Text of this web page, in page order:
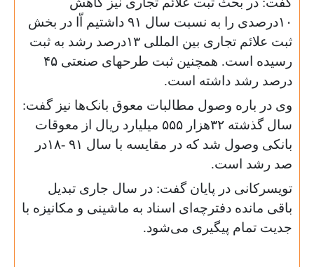
۱۰درصدی را به نسبت سال ۹۱ داشتیم اّا در بخش
ثبت علائم تجاری بین المللی ۱۳درصد رشد به ثبت
رسیده است. همچنین ثبت طرحهای صنعتی ۴۵
درصد رشد داشته است.
وی در باره وصول مطالبات معوق بانک‌ها نیز گفت:
سال گذشته ۳۲هزار ۵۵۵ میلیارد ریال از معوقات
بانکی وصول شد که در مقایسه با سال ۹۱ -۱۸در
صد رشد است.
تویسرکانی در پایان گفت: در سال جاری تبدیل
باقی مانده دفترچه‌ای اسناد به ماشینی و مکانیزه با
جدیت تمام پیگیری می‌شود.